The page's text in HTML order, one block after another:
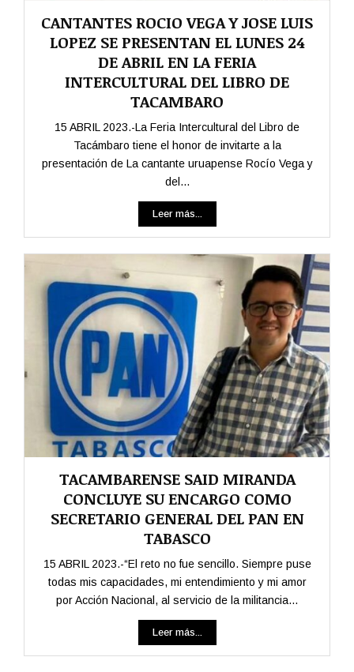
CANTANTES ROCIO VEGA Y JOSE LUIS
LOPEZ SE PRESENTAN EL LUNES 24
DE ABRIL EN LA FERIA
INTERCULTURAL DEL LIBRO DE
TACAMBARO
15 ABRIL 2023.-La Feria Intercultural del Libro de
Tacámbaro tiene el honor de invitarte a la
presentación de La cantante uruapense Rocío Vega y
del...
Leer más...
TACAMBARENSE SAID MIRANDA
CONCLUYE SU ENCARGO COMO
SECRETARIO GENERAL DEL PAN EN
TABASCO
15 ABRIL 2023.-“El reto no fue sencillo. Siempre puse
todas mis capacidades, mi entendimiento y mi amor
por Acción Nacional, al servicio de la militancia...
Leer más...